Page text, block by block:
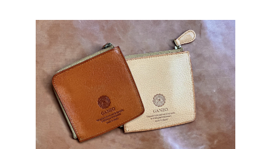
2025年5月 [3]
2025年4月 [7]
2025年3月 [1]
2025年2月 [5]
2025年1月 [1]
2024年12月 [2]